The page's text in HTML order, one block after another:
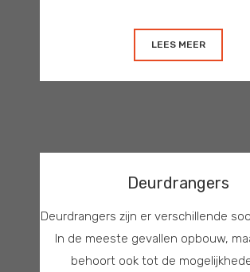
LEES MEER
Deurdrangers
Deurdrangers zijn er verschillende
In de meeste gevallen opbouw,
behoort ook tot de